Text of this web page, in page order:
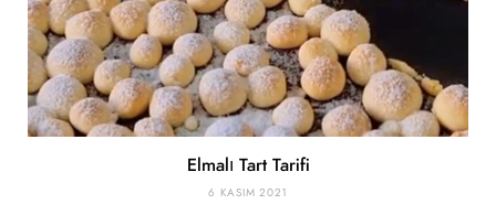
Elmalı Tart Tarifi
6 KASIM 2021